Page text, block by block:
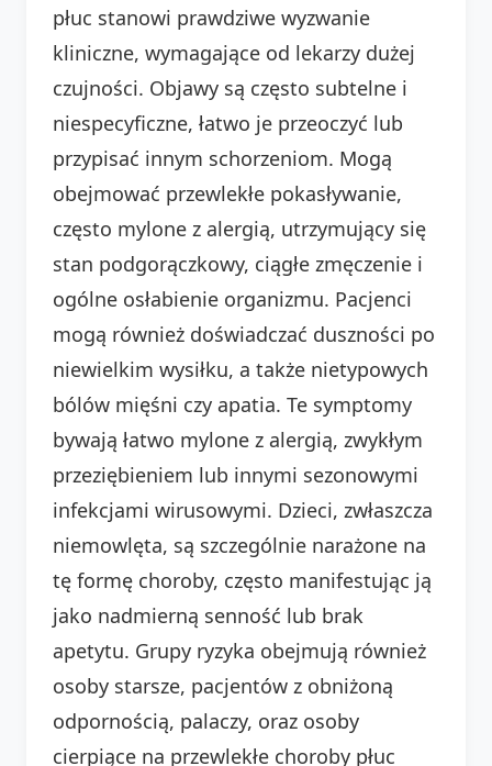
płuc stanowi prawdziwe wyzwanie
kliniczne, wymagające od lekarzy dużej
czujności. Objawy są często subtelne i
niespecyficzne, łatwo je przeoczyć lub
przypisać innym schorzeniom. Mogą
obejmować przewlekłe pokasływanie,
często mylone z alergią, utrzymujący się
stan podgorączkowy, ciągłe zmęczenie i
ogólne osłabienie organizmu. Pacjenci
mogą również doświadczać duszności po
niewielkim wysiłku, a także nietypowych
bólów mięśni czy apatia. Te symptomy
bywają łatwo mylone z alergią, zwykłym
przeziębieniem lub innymi sezonowymi
infekcjami wirusowymi. Dzieci, zwłaszcza
niemowlęta, są szczególnie narażone na
tę formę choroby, często manifestując ją
jako nadmierną senność lub brak
apetytu. Grupy ryzyka obejmują również
osoby starsze, pacjentów z obniżoną
odpornością, palaczy, oraz osoby
cierpiące na przewlekłe choroby płuc